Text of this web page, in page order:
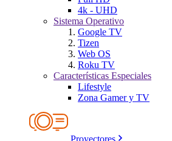
4k - UHD
Sistema Operativo
Google TV
Tizen
Web OS
Roku TV
Características Especiales
Lifestyle
Zona Gamer y TV
Proyectores